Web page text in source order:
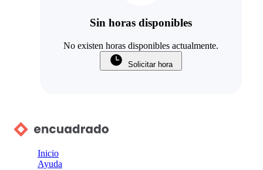
Sin horas disponibles
No existen horas disponibles actualmente.
Solicitar hora
Inicio
Ayuda